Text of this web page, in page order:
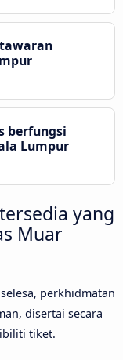
berfungsi
Lumpur
yang
Muar
perkhidmatan
disertai secara
tiket.